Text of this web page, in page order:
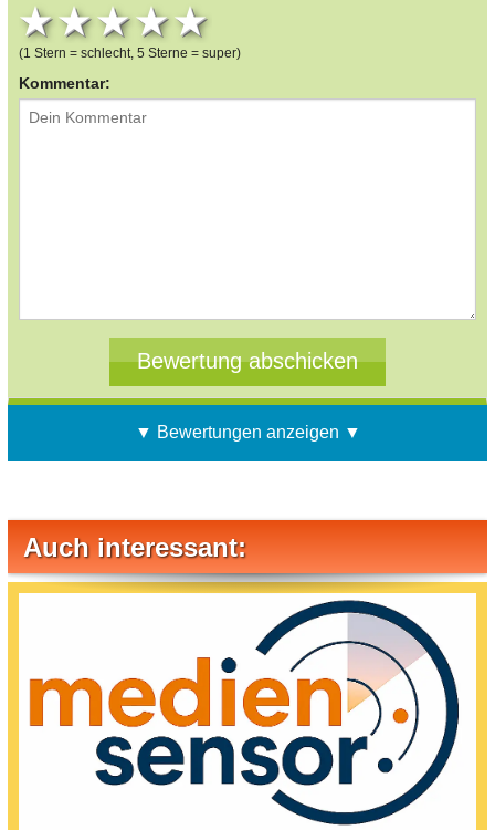
4 stars
3 stars
2 stars
1 star
(1 Stern = schlecht, 5 Sterne = super)
Kommentar:
▼ Bewertungen anzeigen ▼
Auch interessant: